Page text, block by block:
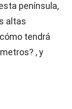
península,
altas
tendrá
, y